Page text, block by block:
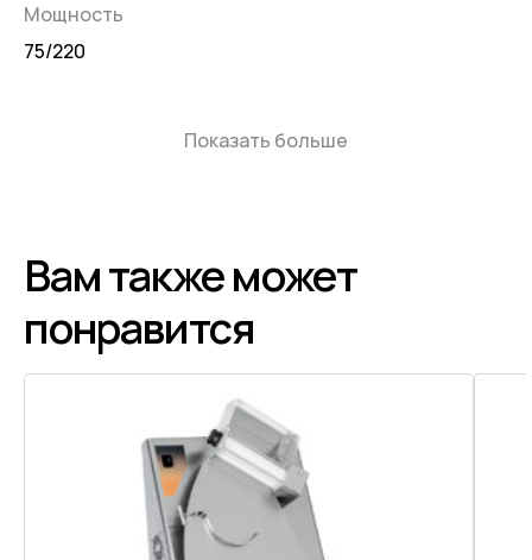
Мощность
75/220
Показать больше
Вам также может
понравится